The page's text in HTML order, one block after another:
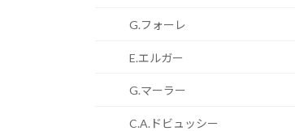
G.フォーレ
E.エルガー
G.マーラー
C.A.ドビュッシー